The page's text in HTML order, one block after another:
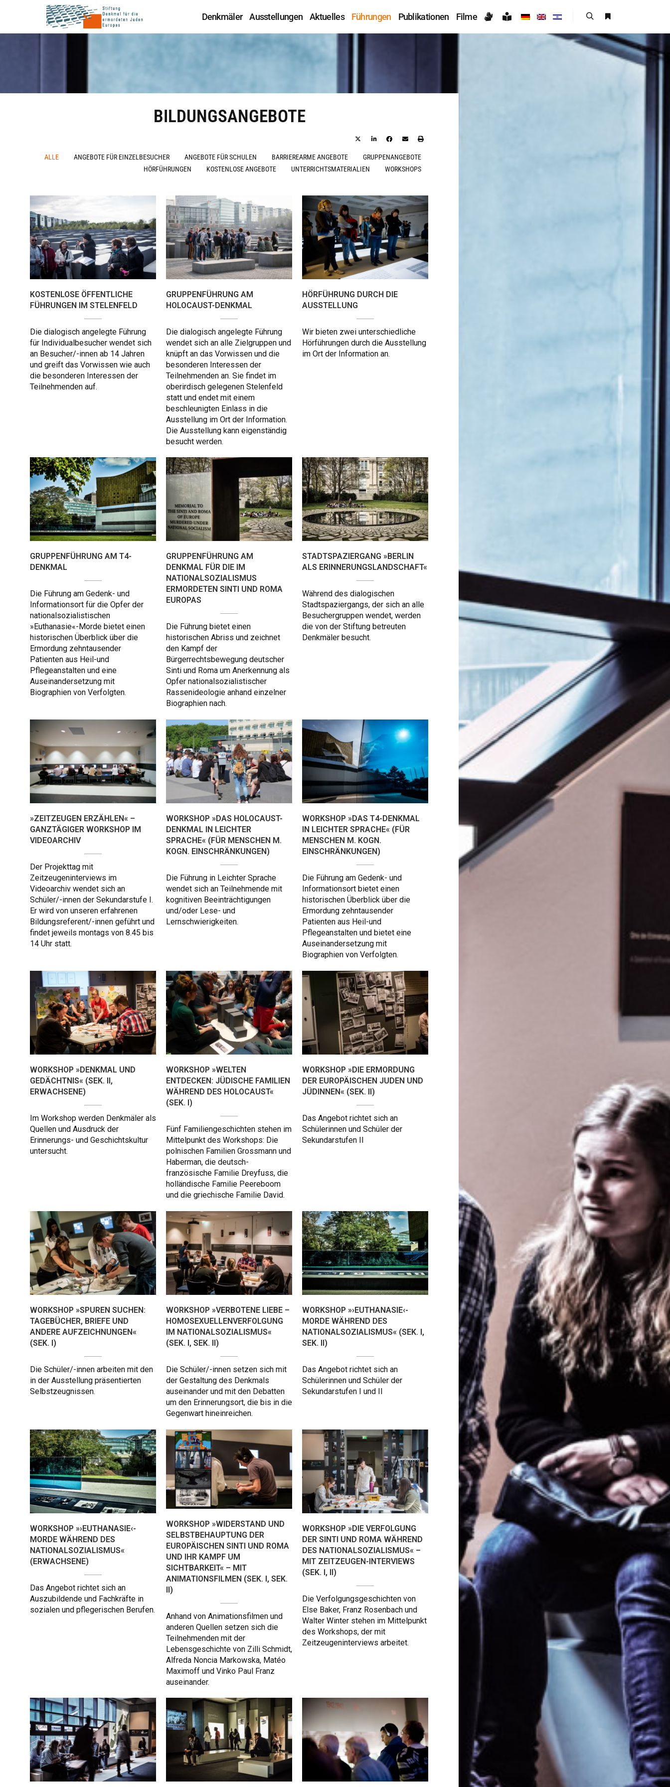
Denkmäler Ausstellungen Aktuelles Führungen Publikationen Filme
BILDUNGSANGEBOTE
ALLE ANGEBOTE FÜR EINZELBESUCHER ANGEBOTE FÜR SCHULEN BARRIEREARME ANGEBOTE
GRUPPENANGEBOTE
HÖRFÜHRUNGEN
KOSTENLOSE ANGEBOTE UNTERRICHTSMATERIALIEN WORKSHOPS
KOSTENLOSE ÖFFENTLICHE
FÜHRUNGEN IM STELENFELD
Die dialogisch angelegte Führung
für Individualbesucher wendet sich
an Besucher/-innen ab 14 Jahren
und greift das Vorwissen wie auch
die besonderen Interessen der
Teilnehmenden auf.
GRUPPENFÜHRUNG AM
HOLOCAUST-DENKMAL
Die dialogisch angelegte Führung
wendet sich an alle Zielgruppen und
knüpft an das Vorwissen und die
besonderen Interessen der
Teilnehmenden an. Sie findet im
oberirdisch gelegenen Stelenfeld
statt und endet mit einem
beschleunigten Einlass in die
Ausstellung im Ort der Information.
Die Ausstellung kann eigenständig
besucht werden.
HÖRFÜHRUNG DURCH DIE
AUSSTELLUNG
Wir bieten zwei unterschiedliche
Hörführungen durch die Ausstellung
im Ort der Information an.
GRUPPENFÜHRUNG AM T4-
DENKMAL
Die Führung am Gedenk- und
Informationsort für die Opfer der
nationalsozialistischen
»Euthanasie«-Morde bietet einen
historischen Überblick über die
Ermordung zehntausender
Patienten aus Heil-und
Pflegeanstalten und eine
Auseinandersetzung mit
Biographien von Verfolgten.
GRUPPENFÜHRUNG AM
DENKMAL FÜR DIE IM
NATIONALSOZIALISMUS
ERMORDETEN SINTI UND ROMA
EUROPAS
Die Führung bietet einen
historischen Abriss und zeichnet
den Kampf der
Bürgerrechtsbewegung deutscher
Sinti und Roma um Anerkennung als
Opfer nationalsozialistischer
Rassenideologie anhand einzelner
Biographien nach.
STADTSPAZIERGANG »BERLIN
ALS ERINNERUNGSLANDSCHAFT«
Während des dialogischen
Stadtspaziergangs, der sich an alle
Besuchergruppen wendet, werden
die von der Stiftung betreuten
Denkmäler besucht.
»ZEITZEUGEN ERZÄHLEN« –
GANZTÄGIGER WORKSHOP IM
VIDEOARCHIV
Der Projekttag mit
Zeitzeugeninterviews im
Videoarchiv wendet sich an
Schüler/-innen der Sekundarstufe I.
Er wird von unseren erfahrenen
Bildungsreferent/-innen geführt und
findet jeweils montags von 8.45 bis
14 Uhr statt.
WORKSHOP »DAS HOLOCAUST-
DENKMAL IN LEICHTER
SPRACHE« (FÜR MENSCHEN M.
KOGN. EINSCHRÄNKUNGEN)
Die Führung in Leichter Sprache
wendet sich an Teilnehmende mit
kognitiven Beeinträchtigungen
und/oder Lese- und
Lernschwierigkeiten.
WORKSHOP »DAS T4-DENKMAL
IN LEICHTER SPRACHE« (FÜR
MENSCHEN M. KOGN.
EINSCHRÄNKUNGEN)
Die Führung am Gedenk- und
Informationsort bietet einen
historischen Überblick über die
Ermordung zehntausender
Patienten aus Heil-und
Pflegeanstalten und bietet eine
Auseinandersetzung mit
Biographien von Verfolgten.
WORKSHOP »DENKMAL UND
GEDÄCHTNIS« (SEK. II,
ERWACHSENE)
Im Workshop werden Denkmäler als
Quellen und Ausdruck der
Erinnerungs- und Geschichtskultur
untersucht.
WORKSHOP »WELTEN
ENTDECKEN: JÜDISCHE FAMILIEN
WÄHREND DES HOLOCAUST«
(SEK. I)
Fünf Familiengeschichten stehen im
Mittelpunkt des Workshops: Die
polnischen Familien Grossmann und
Haberman, die deutsch-
französische Familie Dreyfuss, die
holländische Familie Peereboom
und die griechische Familie David.
WORKSHOP »DIE ERMORDUNG
DER EUROPÄISCHEN JUDEN UND
JÜDINNEN« (SEK. II)
Das Angebot richtet sich an
Schülerinnen und Schüler der
Sekundarstufen II
WORKSHOP »SPUREN SUCHEN:
TAGEBÜCHER, BRIEFE UND
ANDERE AUFZEICHNUNGEN«
(SEK. I)
Die Schüler/-innen arbeiten mit den
in der Ausstellung präsentierten
Selbstzeugnissen.
WORKSHOP »VERBOTENE LIEBE –
HOMOSEXUELLENVERFOLGUNG
IM NATIONALSOZIALISMUS«
(SEK. I, SEK. II)
Die Schüler/-innen setzen sich mit
der Gestaltung des Denkmals
auseinander und mit den Debatten
um den Erinnerungsort, die bis in die
Gegenwart hineinreichen.
WORKSHOP »›EUTHANASIE‹-
MORDE WÄHREND DES
NATIONALSOZIALISMUS« (SEK. I,
SEK. II)
Das Angebot richtet sich an
Schülerinnen und Schüler der
Sekundarstufen I und II
WORKSHOP »›EUTHANASIE‹-
MORDE WÄHREND DES
NATIONALSOZIALISMUS«
(ERWACHSENE)
Das Angebot richtet sich an
Auszubildende und Fachkräfte in
sozialen und pflegerischen Berufen.
WORKSHOP »WIDERSTAND UND
SELBSTBEHAUPTUNG DER
EUROPÄISCHEN SINTI UND ROMA
UND IHR KAMPF UM
SICHTBARKEIT« – MIT
ANIMATIONSFILMEN (SEK. I, SEK.
II)
Anhand von Animationsfilmen und
anderen Quellen setzen sich die
Teilnehmenden mit der
Lebensgeschichte von Zilli Schmidt,
Alfreda Noncia Markowska, Matéo
Maximoff und Vinko Paul Franz
auseinander.
WORKSHOP »DIE VERFOLGUNG
DER SINTI UND ROMA WÄHREND
DES NATIONALSOZIALISMUS« –
MIT ZEITZEUGEN-INTERVIEWS
(SEK. I, II)
Die Verfolgungsgeschichten von
Else Baker, Franz Rosenbach und
Walter Winter stehen im Mittelpunkt
des Workshops, der mit
Zeitzeugeninterviews arbeitet.